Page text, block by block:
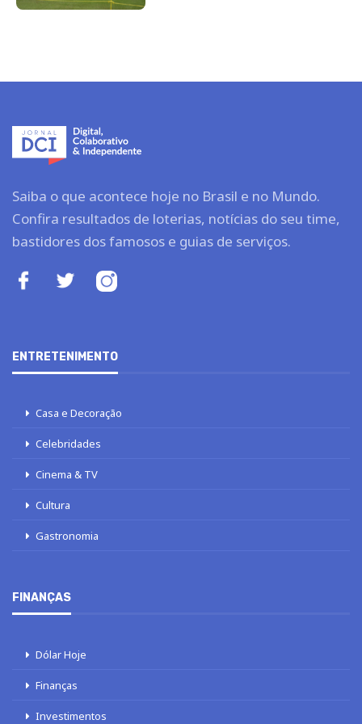
Saiba o que acontece hoje no Brasil e no Mundo.
Confira resultados de loterias, notícias do seu time,
bastidores dos famosos e guias de serviços.
ENTRETENIMENTO
Casa e Decoração
Celebridades
Cinema & TV
Cultura
Gastronomia
FINANÇAS
Dólar Hoje
Finanças
Investimentos